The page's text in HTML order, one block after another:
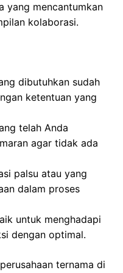
yang mencantumkan
kolaborasi.
dibutuhkan sudah
ketentuan yang
telah Anda
agar tidak ada
palsu atau yang
dalam proses
untuk menghadapi
dengan optimal.
ternama di